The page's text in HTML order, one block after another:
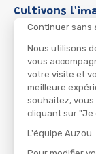
Continuer sans
Nous utilisons
vous
votre visite et
meilleure
souhaitez,
cliquant sur "Je
L'équipe Auzou
Cultivons